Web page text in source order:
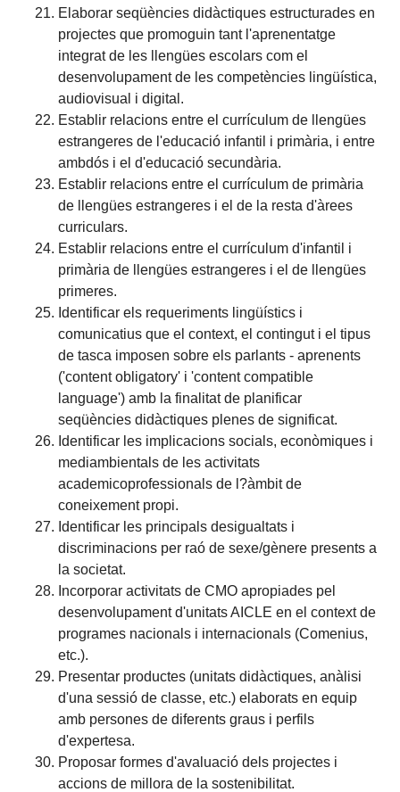
Elaborar seqüències didàctiques estructurades en
projectes que promoguin tant l'aprenentatge
integrat de les llengües escolars com el
desenvolupament de les competències lingüística,
audiovisual i digital.
Establir relacions entre el currículum de llengües
estrangeres de l'educació infantil i primària, i entre
ambdós i el d'educació secundària.
Establir relacions entre el currículum de primària
de llengües estrangeres i el de la resta d'àrees
curriculars.
Establir relacions entre el currículum d'infantil i
primària de llengües estrangeres i el de llengües
primeres.
Identificar els requeriments lingüístics i
comunicatius que el context, el contingut i el tipus
de tasca imposen sobre els parlants - aprenents
('content obligatory' i 'content compatible
language') amb la finalitat de planificar
seqüències didàctiques plenes de significat.
Identificar les implicacions socials, econòmiques i
mediambientals de les activitats
academicoprofessionals de l?àmbit de
coneixement propi.
Identificar les principals desigualtats i
discriminacions per raó de sexe/gènere presents a
la societat.
Incorporar activitats de CMO apropiades pel
desenvolupament d'unitats AICLE en el context de
programes nacionals i internacionals (Comenius,
etc.).
Presentar productes (unitats didàctiques, anàlisi
d'una sessió de classe, etc.) elaborats en equip
amb persones de diferents graus i perfils
d'expertesa.
Proposar formes d'avaluació dels projectes i
accions de millora de la sostenibilitat.